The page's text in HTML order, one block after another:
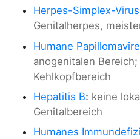
Herpes-Simplex-
Genitalherpes,
Humane
anogenitalen
Kehlkopfbereich
Hepatitis B: keine
Genitalbereich
Humanes